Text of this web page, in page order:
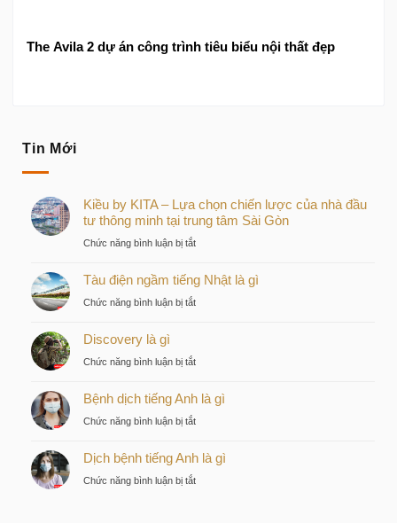
The Avila 2 dự án công trình tiêu biểu nội thất đẹp
Tin Mới
Kiều by KITA – Lựa chọn chiến lược của nhà đầu
tư thông minh tại trung tâm Sài Gòn
Chức năng bình luận bị tắtở
by
chiến
của
nhà
tư
Tàu điện ngầm tiếng Nhật là gì
Chức năng bình luận bị tắtở
gì
Discovery là gì
Chức năng bình luận bị tắtở
là
Bệnh dịch tiếng Anh là gì
Chức năng bình luận bị tắtở
dịch
Dịch bệnh tiếng Anh là gì
Chức năng bình luận bị tắtở